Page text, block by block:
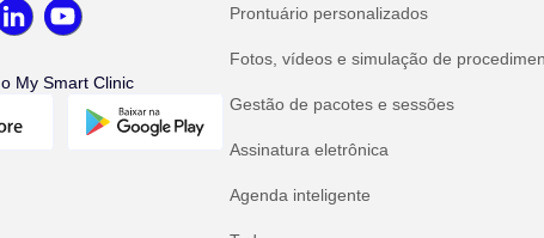
My Smart Clinic
Prontuário personalizados
Fotos, vídeos e simulação de
Gestão de pacotes e sessões
Assinatura eletrônica
Agenda inteligente